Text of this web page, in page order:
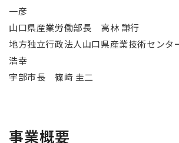
一彦
山口県産業労働部長 高林 謙行
地方独立行政法人山口県産業技術セン
浩幸
宇部市長 篠﨑 圭二
事業概要